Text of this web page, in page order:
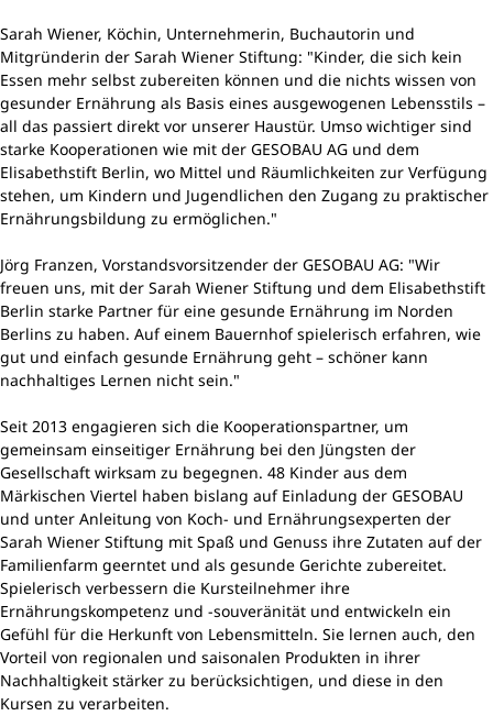
Sarah Wiener, Köchin, Unternehmerin, Buchautorin und
Mitgründerin der Sarah Wiener Stiftung: "Kinder, die sich kein
Essen mehr selbst zubereiten können und die nichts wissen von
gesunder Ernährung als Basis eines ausgewogenen Lebensstils –
all das passiert direkt vor unserer Haustür. Umso wichtiger sind
starke Kooperationen wie mit der GESOBAU AG und dem
Elisabethstift Berlin, wo Mittel und Räumlichkeiten zur Verfügung
stehen, um Kindern und Jugendlichen den Zugang zu praktischer
Ernährungsbildung zu ermöglichen."
Jörg Franzen, Vorstandsvorsitzender der GESOBAU AG: "Wir
freuen uns, mit der Sarah Wiener Stiftung und dem Elisabethstift
Berlin starke Partner für eine gesunde Ernährung im Norden
Berlins zu haben. Auf einem Bauernhof spielerisch erfahren, wie
gut und einfach gesunde Ernährung geht – schöner kann
nachhaltiges Lernen nicht sein."
Seit 2013 engagieren sich die Kooperationspartner, um
gemeinsam einseitiger Ernährung bei den Jüngsten der
Gesellschaft wirksam zu begegnen. 48 Kinder aus dem
Märkischen Viertel haben bislang auf Einladung der GESOBAU
und unter Anleitung von Koch- und Ernährungsexperten der
Sarah Wiener Stiftung mit Spaß und Genuss ihre Zutaten auf der
Familienfarm geerntet und als gesunde Gerichte zubereitet.
Spielerisch verbessern die Kursteilnehmer ihre
Ernährungskompetenz und -souveränität und entwickeln ein
Gefühl für die Herkunft von Lebensmitteln. Sie lernen auch, den
Vorteil von regionalen und saisonalen Produkten in ihrer
Nachhaltigkeit stärker zu berücksichtigen, und diese in den
Kursen zu verarbeiten.